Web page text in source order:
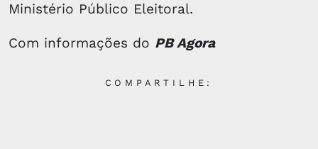
Ministério Público Eleitoral.
Com informações do PB Agora
COMPARTILHE: